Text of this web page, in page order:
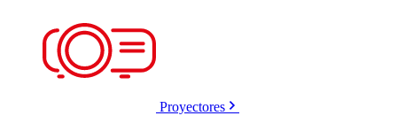
Proyectores